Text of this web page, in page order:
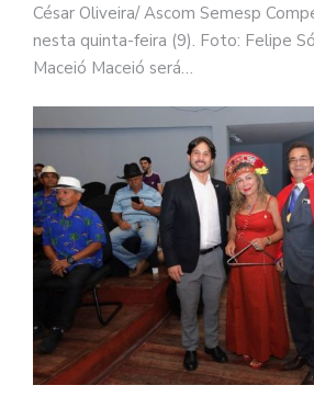
César Oliveira/ Ascom Semesp
nesta quinta-feira (9). Foto: Felipe
Maceió Maceió será…